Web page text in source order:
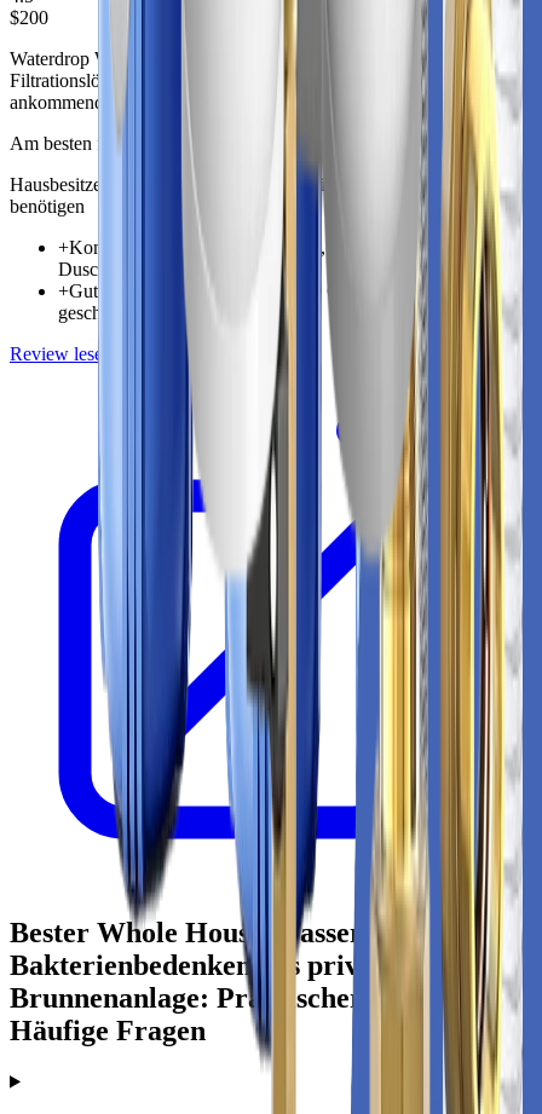
$200
Waterdrop Wasserfilter für das ganze Haus Wd Whf21 Fg ist eine
Filtrationslösung für das ganze Haus, die darauf abzielt, die
ankommende Wasserqualität im gesamten Zuhause zu verbessern.
Am besten für
Hausbesitzer, die einen Rundumschutz für Wasser im ganzen Haus
benötigen
+Komplettschutz für Wasserhähne, Geräte und
Duschleitungen
+Gute Passform für Haushalte, die Chlorgeruch und -
geschmack reduzieren möchten
Review lesen
Preis prüfen
Bester Whole House-Wasserfilter bei
Bakterienbedenken aus privater
Brunnenanlage: Praktischer Ratgeber –
Häufige Fragen